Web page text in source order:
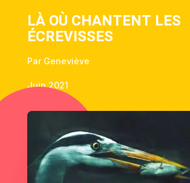
LÀ OÙ CHANTENT LES
ÉCREVISSES
Par Geneviève
Juin 2021